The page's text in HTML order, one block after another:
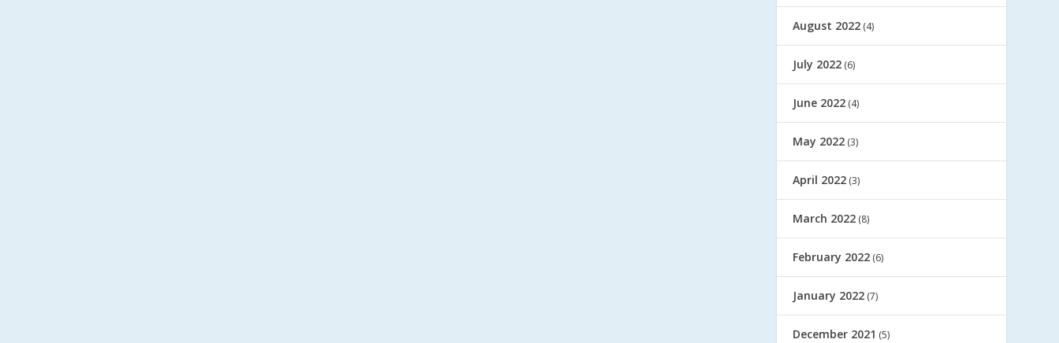
August 2022 (4)
July 2022 (6)
June 2022 (4)
May 2022 (3)
April 2022 (3)
March 2022 (8)
February 2022 (6)
January 2022 (7)
December 2021 (5)